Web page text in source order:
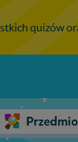
quizów